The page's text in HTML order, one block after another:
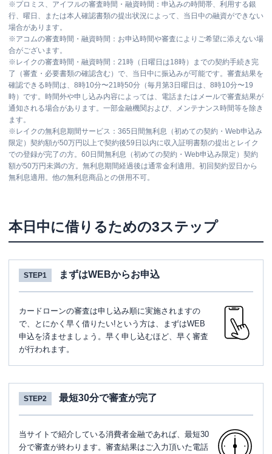
※プロミス、アイフルの審査時間・融資時間：申込みの時間帯、利用する銀
行、曜日、または本人確認書類の提出状況によって、当日中の融資ができない
場合があります。
※アコムの審査時間・融資時間：お申込時間や審査によりご希望に添えない場
合がございます。
※ レイクの審査時間・融資時間：21時（日曜日は18時）までの契約手続き完
了（審査・必要書類の確認含む）で、当日中に振込みが可能です。審査結果を
確認できる時間は、8時10分〜21時50分（毎月第3日曜日は、8時10分〜19
時）です。時間外や申し込み内容によっては、電話またはメールで審査結果が
通知される場合があります。一部金融機関および、メンテナンス時間等を除き
ます。
※ レイクの無利息期間サービス：365日間無利息（初めての契約・Web申込み
限定）契約額が50万円以上で契約後59日以内に収入証明書類の提出とレイク
での登録が完了の方。60日間無利息（初めての契約・Web申込み限定）契約
額が50万円未満の方。無利息期間経過後は通常金利適用。初回契約翌日から
無利息適用。他の無利息商品との併用不可。
本日中に借りるための3ステップ
STEP1 まずはWEBからお申込
カードローンの審査は申し込み順に実施されますの
で、とにかく早く借りたい!という方は、まずはWEB
申込を済ませましょう。早く申し込むほど、早く審査
が行われます。
STEP2 最短30分で審査が完了
当サイトで紹介している消費者金融であれば、最短30
分で審査が終わります。審査結果はご入力頂いた電話